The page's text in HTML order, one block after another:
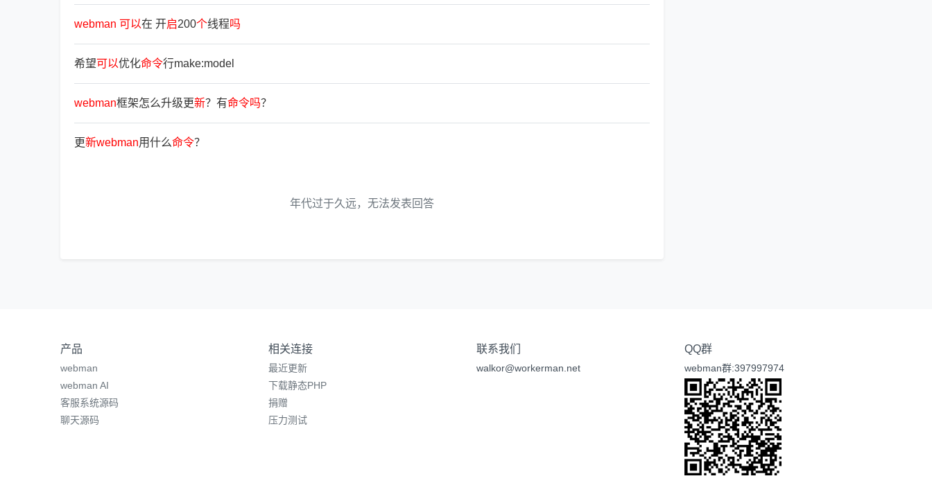
webman 可以在 开启200个线程吗
希望可以优化命令行make:model
webman框架怎么升级更新？有命令吗？
更新webman用什么命令？
年代过于久远，无法发表回答
产品
webman
webman AI
客服系统源码
聊天源码
相关连接
最近更新
下载静态PHP
捐赠
压力测试
联系我们
walkor@workerman.net
QQ群
webman群:397997974